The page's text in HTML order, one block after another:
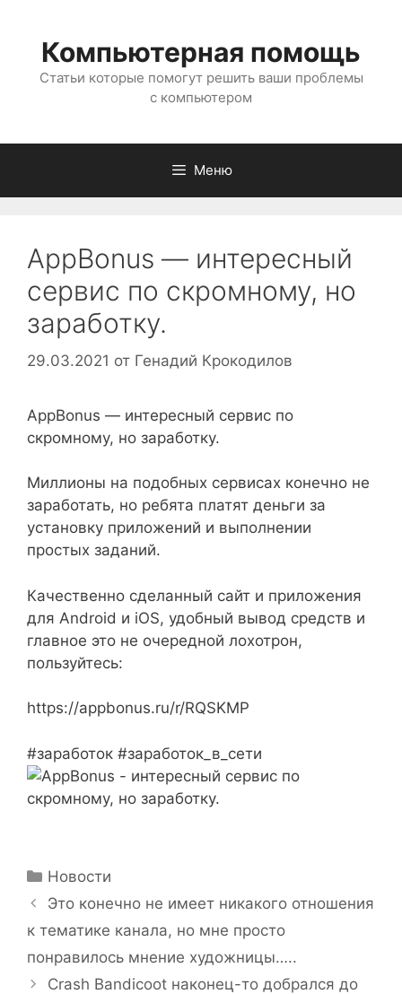
содержимому
Компьютерная помощь
Статьи которые помогут решить ваши проблемы
с компьютером
Меню
AppBonus — интересный
сервис по скромному, но
заработку.
29.03.2021 от Генадий Крокодилов
AppBonus — интересный сервис по
скромному, но заработку.
Миллионы на подобных сервисах конечно не
заработать, но ребята платят деньги за
установку приложений и выполнении
простых заданий.
Качественно сделанный сайт и приложения
для Android и iOS, удобный вывод средств и
главное это не очередной лохотрон,
пользуйтесь:
https://appbonus.ru/r/RQSKMP
#заработок #заработок_в_сети
Рубрики
Новости
Это конечно не имеет никакого отношения
к тематике канала, но мне просто
понравилось мнение художницы…..
Crash Bandicoot наконец-то добрался до